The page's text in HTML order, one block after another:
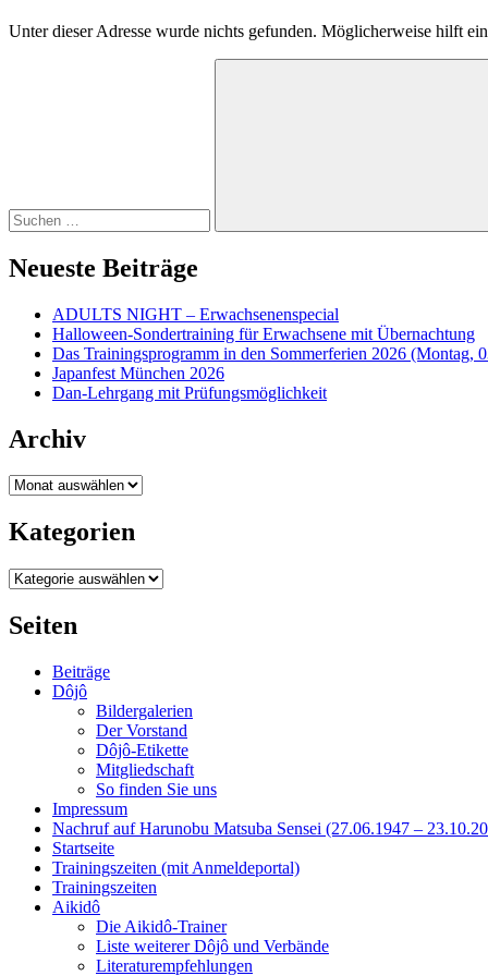
Unter dieser Adresse wurde nichts gefunden. Möglicherweise hilft
Suchen
Neueste Beiträge
ADULTS NIGHT – Erwachsenenspecial
Halloween-Sondertraining für Erwachsene mit Übernachtung
Das Trainingsprogramm in den Sommerferien 2026 (Montag,
Japanfest München 2026
Dan-Lehrgang mit Prüfungsmöglichkeit
Archiv
Archiv
Kategorien
Kategorien
Seiten
Beiträge
Dôjô
Bildergalerien
Der Vorstand
Dôjô-Etikette
Mitgliedschaft
So finden Sie uns
Impressum
Nachruf auf Harunobu Matsuba Sensei (27.06.1947 –
Startseite
Trainingszeiten (mit Anmeldeportal)
Trainingszeiten
Aikidô
Die Aikidô-Trainer
Liste weiterer Dôjô und Verbände
Literaturempfehlungen